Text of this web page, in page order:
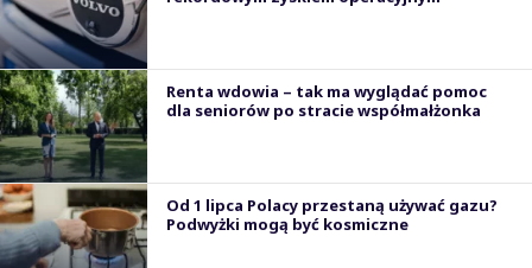
Renta wdowia – tak ma wyglądać pomoc
dla seniorów po stracie współmałżonka
Od 1 lipca Polacy przestaną używać gazu?
Podwyżki mogą być kosmiczne